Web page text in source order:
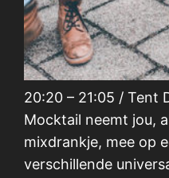
20:20 – 21:05 / Tent
Mocktail neemt jou,
mixdrankje, mee op
verschillende